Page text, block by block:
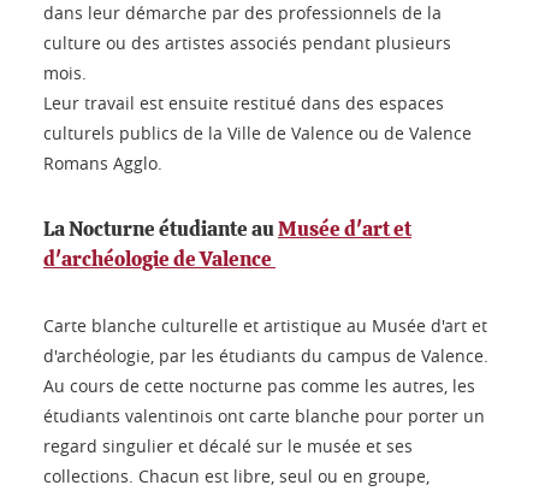
dans leur démarche par des professionnels de la
culture ou des artistes associés pendant plusieurs
mois.
Leur travail est ensuite restitué dans des espaces
culturels publics de la Ville de Valence ou de Valence
Romans Agglo.
La Nocturne étudiante au Musée d'art et
d'archéologie de Valence
Carte blanche culturelle et artistique au Musée d'art et
d'archéologie, par les étudiants du campus de Valence.
Au cours de cette nocturne pas comme les autres, les
étudiants valentinois ont carte blanche pour porter un
regard singulier et décalé sur le musée et ses
collections. Chacun est libre, seul ou en groupe,